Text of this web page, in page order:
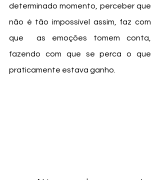
determinado momento, perceber que
não é tão impossível assim, faz com
que  as emoções tomem conta,
fazendo com que se perca o que
praticamente estava ganho.